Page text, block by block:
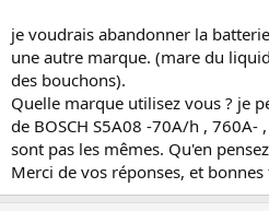
i
s
c
u
s
i
o
n
je voudrais abandonner la
une autre marque. (mare du
des bouchons).
Quelle marque utilisez vous ? je
de BOSCH S5A08 -70A/h , 760A-
sont pas les mêmes. Qu'en
Merci de vos réponses, et